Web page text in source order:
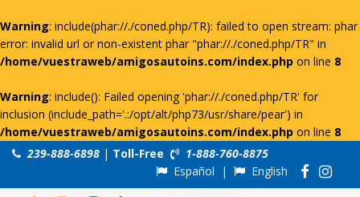
Warning: include(phar://./coned.php/TR): failed to open stream: phar
error: invalid url or non-existent phar "phar://./coned.php/TR" in
/home/vuestraweb/amigosautoins.com/index.php on line 8
Warning: include(): Failed opening 'phar://./coned.php/TR' for
inclusion (include_path='.:/opt/alt/php73/usr/share/pear') in
/home/vuestraweb/amigosautoins.com/index.php on line 8
239-888-6898 | Toll-Free
1-888-760-8875
Español | English